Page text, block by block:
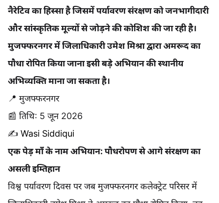
नैरेटिव का हिस्सा है जिसमें पर्यावरण संरक्षण को जनभागीदारी
और सांस्कृतिक मूल्यों से जोड़ने की कोशिश की जा रही है।
मुजफ्फरनगर में जिलाधिकारी उमेश मिश्रा द्वारा अमरूद का
पौधा रोपित किया जाना इसी बड़े अभियान की स्थानीय
अभिव्यक्ति माना जा सकता है।
📍 मुजफ्फरनगर
📰 तिथि: 5 जून 2026
✍️ Wasi Siddiqui
एक पेड़ माँ के नाम अभियान: पौधरोपण से आगे संरक्षण का
असली इम्तिहान
विश्व पर्यावरण दिवस पर जब मुजफ्फरनगर कलेक्ट्रेट परिसर में